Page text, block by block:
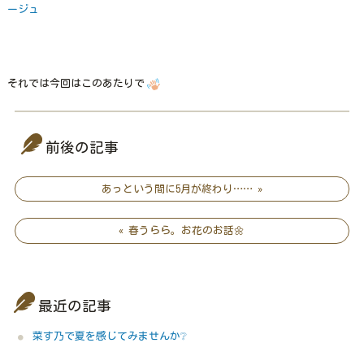
ージュ
それでは今回はこのあたりで
前後の記事
あっという間に5月が終わり…… »
« 春うらら。お花のお話🌼
最近の記事
菜す乃で夏を感じてみませんか❔